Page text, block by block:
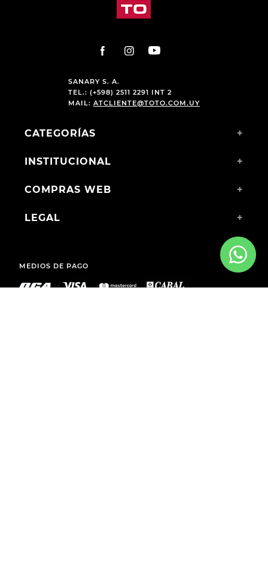
SANARY S. A.
TEL.: (+598) 2511 2291 INT 2
MAIL: ATCLIENTE@TOTO.COM.UY
CATEGORÍAS +
INSTITUCIONAL +
COMPRAS WEB +
LEGAL +
MEDIOS DE PAGO